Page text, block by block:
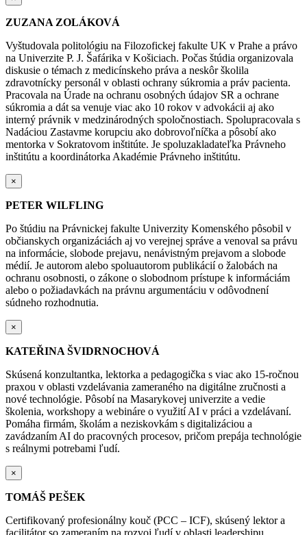
ZUZANA ZOLÁKOVÁ
Vyštudovala politológiu na Filozofickej fakulte UK v Prahe a právo
na Univerzite P. J. Šafárika v Košiciach. Počas štúdia organizovala
diskusie o témach z medicínskeho práva a neskôr školila
zdravotnícky personál v oblasti ochrany súkromia a práv pacienta.
Pracovala na Úrade na ochranu osobných údajov SR a ochrane
súkromia a dát sa venuje viac ako 10 rokov v advokácii aj ako
interný právnik v medzinárodných spoločnostiach. Spolupracovala s
Nadáciou Zastavme korupciu ako dobrovoľníčka a pôsobí ako
mentorka v Sokratovom inštitúte. Je spoluzakladateľka Právneho
inštitútu a koordinátorka Akadémie Právneho inštitútu.
×
PETER WILFLING
Po štúdiu na Právnickej fakulte Univerzity Komenského pôsobil v
občianskych organizáciách aj vo verejnej správe a venoval sa právu
na informácie, slobode prejavu, nenávistným prejavom a slobode
médií. Je autorom alebo spoluautorom publikácií o žalobách na
ochranu osobnosti, o zákone o slobodnom prístupe k informáciám
alebo o požiadavkách na právnu argumentáciu v odôvodnení
súdneho rozhodnutia.
×
KATEŘINA ŠVIDRNOCHOVÁ
Skúsená konzultantka, lektorka a pedagogička s viac ako 15-ročnou
praxou v oblasti vzdelávania zameraného na digitálne zručnosti a
nové technológie. Pôsobí na Masarykovej univerzite a vedie
školenia, workshopy a webináre o využití AI v práci a vzdelávaní.
Pomáha firmám, školám a neziskovkám s digitalizáciou a
zavádzaním AI do pracovných procesov, pričom prepája technológie
s reálnymi potrebami ľudí.
×
TOMÁŠ PEŠEK
Certifikovaný profesionálny kouč (PCC – ICF), skúsený lektor a